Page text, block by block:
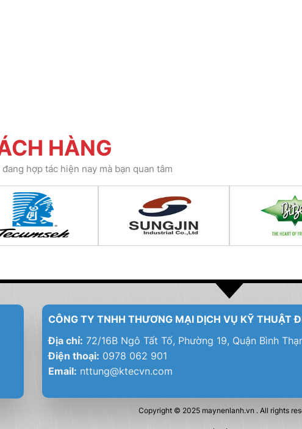
HÀNG
hợp tác hiện nay mà bạn quan tâm
CÔNG TY TNHH THƯƠNG MẠI DỊCH VỤ KỸ THUẬT
Địa chỉ: 72/16B Ngô Tất Tố, Phường 19, Quận Bình
Điện thoại: 0978 062 901
Email: nttung@ktecvn.com
Copyright © 2025 maynenlanh.vn . All rights